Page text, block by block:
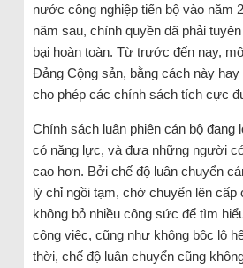
nước công nghiệp tiến bộ vào năm
năm sau, chính quyền đã phải
bại hoàn toàn. Từ trước đến nay,
Đảng Cộng sản, bằng cách này
cho phép các chính sách tích cực
Chính sách luân phiên cán bộ đang
có năng lực, và đưa những người
cao hơn. Bởi chế độ luân chuyển
lý chỉ ngồi tạm, chờ chuyển lên cấp
không bỏ nhiều công sức để tìm
công việc, cũng như không bộc lộ
thời, chế độ luân chuyển cũng